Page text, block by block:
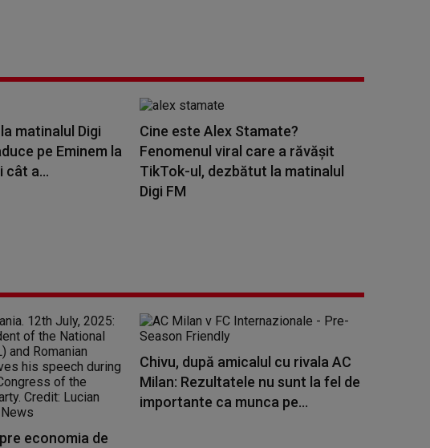
matinalul Digi
pe Eminem la
cât a...
Cine este Alex Stamate?
Fenomenul viral care a răvășit
TikTok-ul, dezbătut la matinalul
Digi FM
economia de
Chivu, după amicalul cu rivala AC
Milan: Rezultatele nu sunt la fel de
importante ca munca pe...